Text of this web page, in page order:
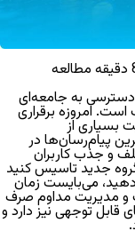
به جامعه‌ای
امروزه برقراری
بسیاری از
پیام‌رسان‌ها در
و جذب کاربران
جدید تاسیس کنید
دهید، می‌بایست زمان
و مدیریت مداوم صرف
قابل توجهی نیز دارد و